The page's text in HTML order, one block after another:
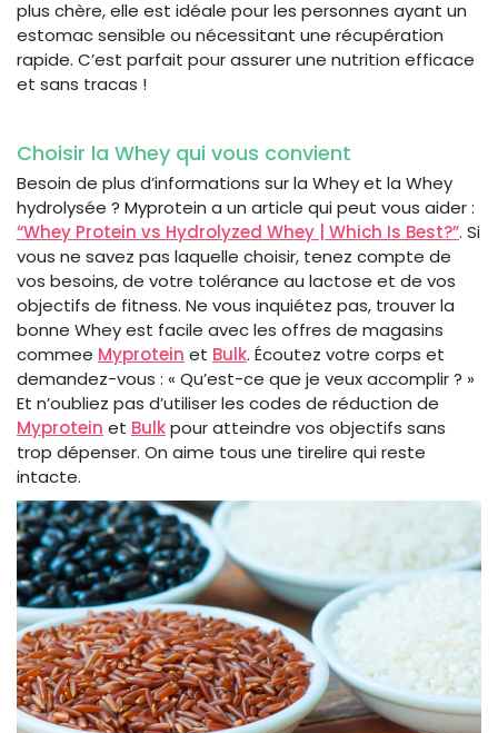
plus chère, elle est idéale pour les personnes ayant un
estomac sensible ou nécessitant une récupération
rapide. C’est parfait pour assurer une nutrition efficace
et sans tracas !
Choisir la Whey qui vous convient
Besoin de plus d’informations sur la Whey et la Whey
hydrolysée ? Myprotein a un article qui peut vous aider :
“Whey Protein vs Hydrolyzed Whey | Which Is Best?”. Si
vous ne savez pas laquelle choisir, tenez compte de
vos besoins, de votre tolérance au lactose et de vos
objectifs de fitness. Ne vous inquiétez pas, trouver la
bonne Whey est facile avec les offres de magasins
commee Myprotein et Bulk. Écoutez votre corps et
demandez-vous : « Qu’est-ce que je veux accomplir ? »
Et n’oubliez pas d’utiliser les codes de réduction de
Myprotein et Bulkpour atteindre vos objectifs sans
trop dépenser. On aime tous une tirelire qui reste
intacte.